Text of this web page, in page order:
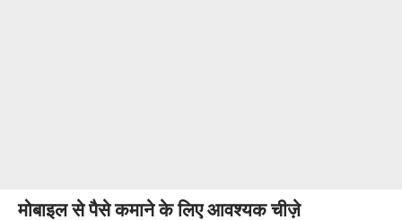
मोबाइल से पैसे कमाने के लिए आवश्यक चीज़े